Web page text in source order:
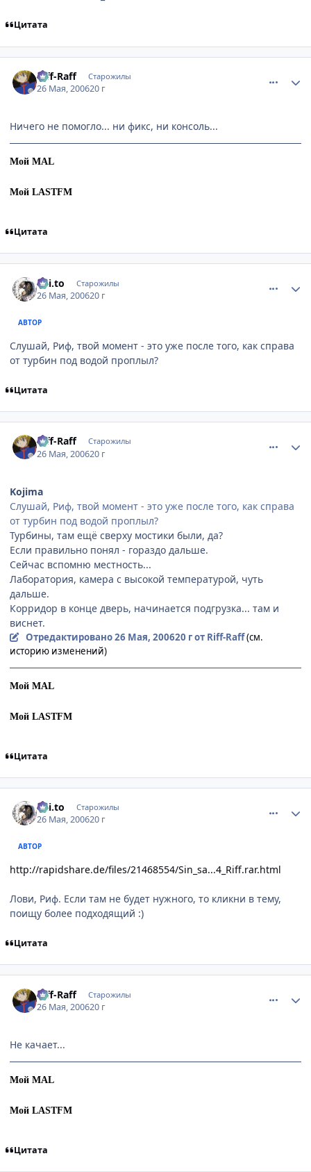
Цитата
Riff-Raff Старожилы
26 Мая, 200620 г
Ничего не помогло... ни фикс, ни консоль...
Мой MAL
Мой LASTFM
Цитата
Kai.to Старожилы
26 Мая, 200620 г
АВТОР
Слушай, Риф, твой момент - это уже после того, как справа
от турбин под водой проплыл?
Цитата
Riff-Raff Старожилы
26 Мая, 200620 г
Kojima
Слушай, Риф, твой момент - это уже после того, как справа
от турбин под водой проплыл?
Турбины, там ещё сверху мостики были, да?
Если правильно понял - гораздо дальше.
Сейчас вспомню местность...
Лаборатория, камера с высокой температурой, чуть
дальше.
Корридор в конце дверь, начинается подгрузка... там и
виснет.
Отредактировано26 Мая, 200620 гот Riff-Raff(см.
историю изменений)
Мой MAL
Мой LASTFM
Цитата
Kai.to Старожилы
26 Мая, 200620 г
АВТОР
http://rapidshare.de/files/21468554/Sin_sa...4_Riff.rar.html
Лови, Риф. Если там не будет нужного, то кликни в тему,
поищу более подходящий :)
Цитата
Riff-Raff Старожилы
26 Мая, 200620 г
Не качает...
Мой MAL
Мой LASTFM
Цитата